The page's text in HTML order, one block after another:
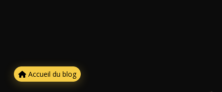
Accueil du blog